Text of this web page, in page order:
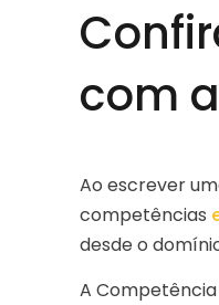
com
Ao escrever
competências
desde o
A